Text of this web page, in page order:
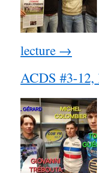
lecture →
ACDS #3-12,